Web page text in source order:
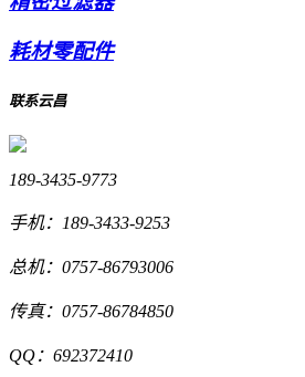
耗材零配件
联系云昌
189-3435-9773
手机： 189-3433-9253
总机： 0757-86793006
传真： 0757-86784850
QQ： 692372410